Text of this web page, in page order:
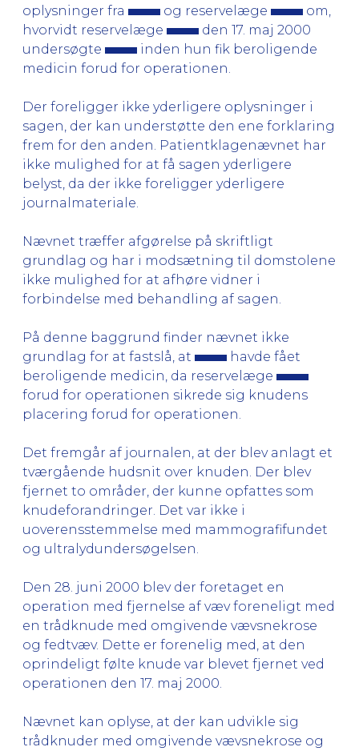
oplysninger fra
og reservelæge
om,
hvorvidt reservelæge
den 17. maj 2000
undersøgte
inden hun fik beroligende
medicin forud for operationen.
Der foreligger ikke yderligere oplysninger i
sagen, der kan understøtte den ene forklaring
frem for den anden. Patientklagenævnet har
ikke mulighed for at få sagen yderligere
belyst, da der ikke foreligger yderligere
journalmateriale.
Nævnet træffer afgørelse på skriftligt
grundlag og har i modsætning til domstolene
ikke mulighed for at afhøre vidner i
forbindelse med behandling af sagen.
På denne baggrund finder nævnet ikke
grundlag for at fastslå, at
havde fået
beroligende medicin, da reservelæge
forud for operationen sikrede sig knudens
placering forud for operationen.
Det fremgår af journalen, at der blev anlagt et
tværgående hudsnit over knuden. Der blev
fjernet to områder, der kunne opfattes som
knudeforandringer. Det var ikke i
uoverensstemmelse med mammografifundet
og ultralydundersøgelsen.
Den 28. juni 2000 blev der foretaget en
operation med fjernelse af væv foreneligt med
en trådknude med omgivende vævsnekrose
og fedtvæv. Dette er forenelig med, at den
oprindeligt følte knude var blevet fjernet ved
operationen den 17. maj 2000.
Nævnet kan oplyse, at der kan udvikle sig
trådknuder med omgivende vævsnekrose og